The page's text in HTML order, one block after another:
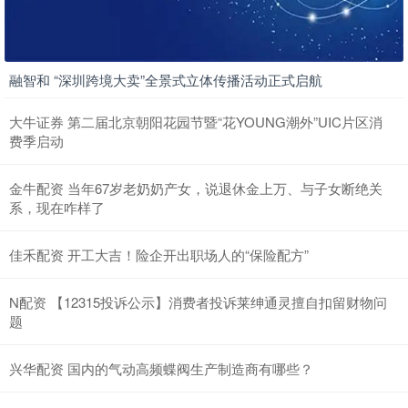
融智和 “深圳跨境大卖”全景式立体传播活动正式启航
大牛证券 第二届北京朝阳花园节暨“花YOUNG潮外”UIC片区消
费季启动
金牛配资 当年67岁老奶奶产女，说退休金上万、与子女断绝关
系，现在咋样了
佳禾配资 开工大吉！险企开出职场人的“保险配方”
N配资 【12315投诉公示】消费者投诉莱绅通灵擅自扣留财物问
题
兴华配资 国内的气动高频蝶阀生产制造商有哪些？